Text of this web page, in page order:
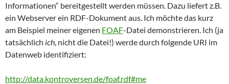
Informationen“ bereitgestellt werden müssen. Dazu liefert z.B.
ein Webserver ein RDF-Dokument aus. Ich möchte das kurz
am Beispiel meiner eigenen FOAF-Datei demonstrieren. Ich (ja
tatsächlich ich, nicht die Datei!) werde durch folgende URI im
Datenweb identifiziert:
http://data.kontroversen.de/foaf.rdf#me